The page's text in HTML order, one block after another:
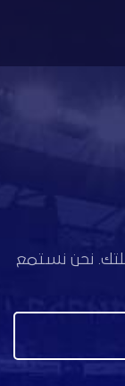
نحن نستمع